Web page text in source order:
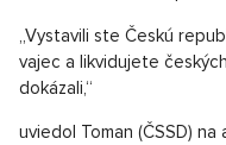
„Vystavili ste Českú
vajec a likvidujete
dokázali,“
uviedol Toman (ČSSD)